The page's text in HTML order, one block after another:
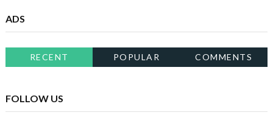
ADS
RECENT POPULAR COMMENTS
FOLLOW US